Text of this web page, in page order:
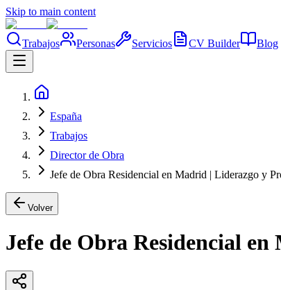
Skip to main content
Trabajos Personas Servicios CV Builder Blog
España
Trabajos
Director de Obra
Jefe de Obra Residencial en Madrid | Liderazgo y
Volver
Jefe de Obra Residencial